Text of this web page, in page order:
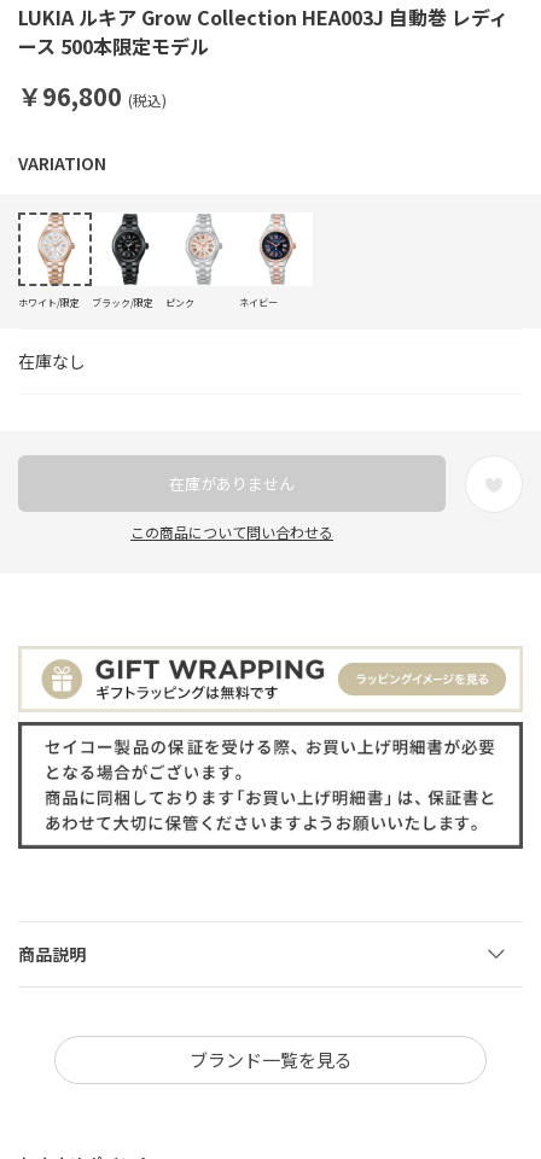
LUKIA ルキア Grow Collection HEA003J 自動巻 レディ
ース 500本限定モデル
￥96,800 (税込)
在庫なし
ホワイト/限定 ブラック/限定 ピンク ネイビー
在庫がありません
この商品について問い合わせる
商品説明
ブランド一覧を見る